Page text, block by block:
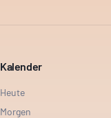
Kalender
Heute
Morgen